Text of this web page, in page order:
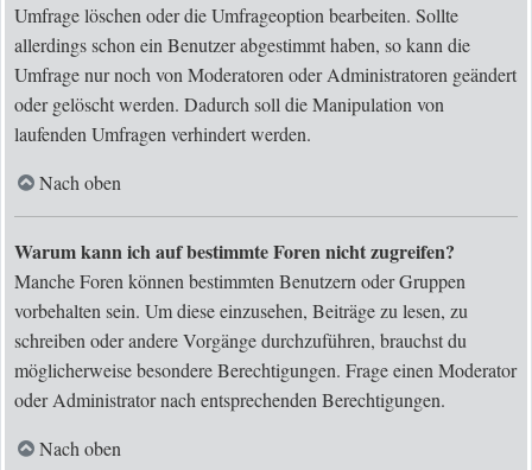
Umfrage löschen oder die Umfrageoption bearbeiten. Sollte
allerdings schon ein Benutzer abgestimmt haben, so kann die
Umfrage nur noch von Moderatoren oder Administratoren geändert
oder gelöscht werden. Dadurch soll die Manipulation von
laufenden Umfragen verhindert werden.
Nach oben
Warum kann ich auf bestimmte Foren nicht zugreifen?
Manche Foren können bestimmten Benutzern oder Gruppen
vorbehalten sein. Um diese einzusehen, Beiträge zu lesen, zu
schreiben oder andere Vorgänge durchzuführen, brauchst du
möglicherweise besondere Berechtigungen. Frage einen Moderator
oder Administrator nach entsprechenden Berechtigungen.
Nach oben